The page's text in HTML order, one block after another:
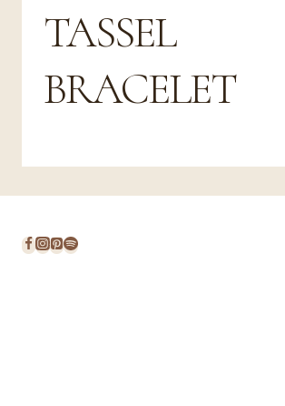
TASSEL
BRACELET